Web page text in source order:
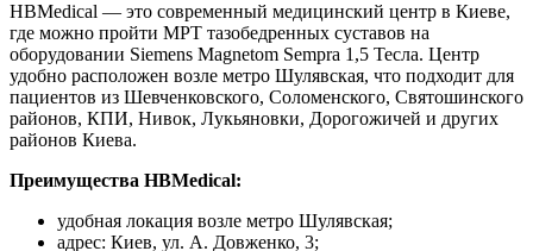
HBMedical — это современный медицинский центр в Киеве,
где можно пройти МРТ тазобедренных суставов на
оборудовании Siemens Magnetom Sempra 1,5 Тесла. Центр
удобно расположен возле метро Шулявская, что подходит для
пациентов из Шевченковского, Соломенского, Святошинского
районов, КПИ, Нивок, Лукьяновки, Дорогожичей и других
районов Киева.
Преимущества HBMedical:
удобная локация возле метро Шулявская;
адрес: Киев, ул. А. Довженко, 3;